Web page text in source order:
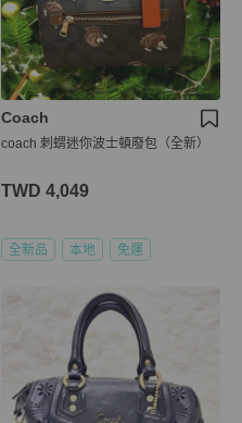
Coach
coach 刺蝟迷你波士頓廢包（全新）
TWD 4,049
全新品 本地 免運